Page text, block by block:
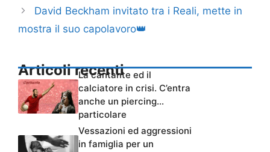
David Beckham invitato tra i Reali, mette in
mostra il suo capolavoro👑
Articoli recenti
La cantante ed il
calciatore in crisi. C’entra
anche un piercing…
particolare
Vessazioni ed aggressioni
in famiglia per un